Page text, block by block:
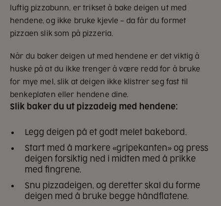
luftig pizzabunn, er trikset å bake deigen ut med
hendene, og ikke bruke kjevle – da får du formet
pizzaen slik som på pizzeria.
Når du baker deigen ut med hendene er det viktig å
huske på at du ikke trenger å være redd for å bruke
for mye mel, slik at deigen ikke klistrer seg fast til
benkeplaten eller hendene dine.
Slik baker du ut pizzadeig med hendene:
Legg deigen på et godt melet bakebord.
Start med å markere «gripekanten» og press
deigen forsiktig ned i midten med å prikke
med fingrene.
Snu pizzadeigen, og deretter skal du forme
deigen med å bruke begge håndflatene.